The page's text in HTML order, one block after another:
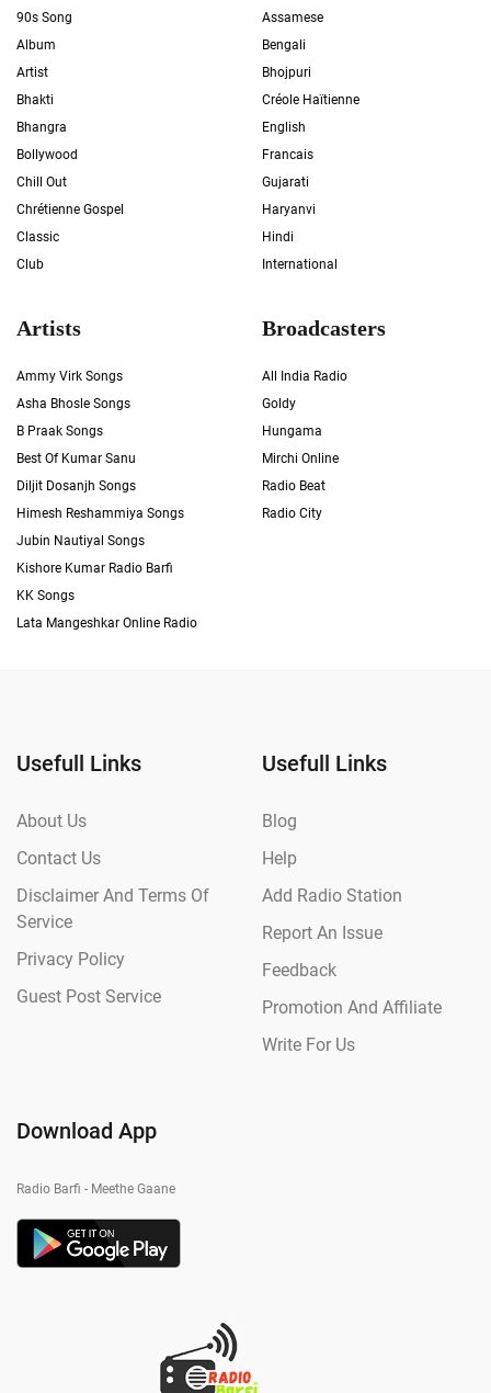
90s Song
Album
Artist
Bhakti
Bhangra
Bollywood
Chill Out
Chrétienne Gospel
Classic
Club
Assamese
Bengali
Bhojpuri
Créole Haïtienne
English
Francais
Gujarati
Haryanvi
Hindi
International
Artists
Ammy Virk Songs
Asha Bhosle Songs
B Praak Songs
Best Of Kumar Sanu
Diljit Dosanjh Songs
Himesh Reshammiya Songs
Jubin Nautiyal Songs
Kishore Kumar Radio Barfi
KK Songs
Lata Mangeshkar Online Radio
Broadcasters
All India Radio
Goldy
Hungama
Mirchi Online
Radio Beat
Radio City
Usefull Links
About Us
Contact Us
Disclaimer And Terms Of
Service
Privacy Policy
Guest Post Service
Usefull Links
Blog
Help
Add Radio Station
Report An Issue
Feedback
Promotion And Affiliate
Write For Us
Download App
Radio Barfi - Meethe Gaane